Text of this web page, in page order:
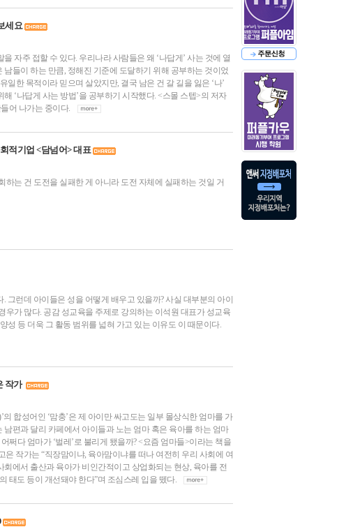
세요
을 자주 접할 수 있다. 우리나라 사람들은 왜 ‘나답게’ 사는 것에 열
들이 하는 만큼, 정해진 기준에 도달하기 위해 공부하는 것이었
일한 목적이라 믿으며 살았지만, 결국 남은 건 갈 길을 잃은 ‘나’
‘나답게 사는 방법’을 공부하기 시작했다. <스몰 스텝>의 저자
어 나가는 중이다.
적기업 <담넘어> 대표
하는 건 도전을 실패한 게 아니라 도전 자체에 실패하는 것일 거
그런데 아이들은 성을 어떻게 배우고 있을까? 사실 대부분의 아이
우가 많다. 공감 성교육을 주제로 강의하는 이석원 대표가 성교육
성 등 더욱 그 활동 범위를 넓혀 가고 있는 이유도 이 때문이다.
작가
의 합성어인 ‘맘충’은 제 아이만 싸고도는 일부 몰상식한 엄마를 가
편과 달리 카페에서 아이들과 노는 엄마 혹은 육아를 하는 엄마
쩌다 엄마가 ‘벌레’로 불리게 됐을까? <요즘 엄마들>이라는 책을
은 작가는 “직장맘이냐, 육아맘이냐를 떠나 여전히 우리 사회에 여
에서 출산과 육아가 비인간적이고 상업화되는 현상, 육아를 전
태도 등이 개선돼야 한다”며 조심스레 입을 뗐다.